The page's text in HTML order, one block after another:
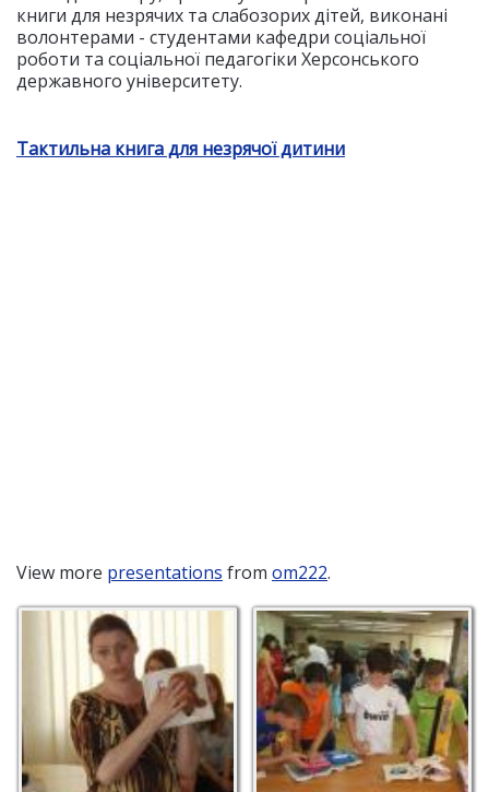
книги для незрячих та слабозорих дітей, виконані
волонтерами - студентами кафедри соціальної
роботи та соціальної педагогіки Херсонського
державного університету.
Тактильна книга для незрячої дитини
View more presentations from om222.
Олена Майчук -
керівник гуртка по
виготовленню книжок -
розповідає, як зробити
книжку власноруч
Презентація перших
тактильних книжок